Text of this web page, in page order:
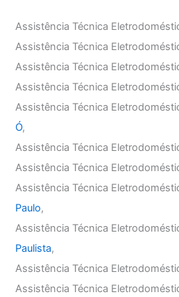
Assistência Técnica
Assistência Técnica
Assistência Técnica
Assistência Técnica
Assistência Técnica
Ó,
Assistência Técnica
Assistência Técnica
Assistência Técnica
Paulo,
Assistência Técnica
Paulista,
Assistência Técnica
Assistência Técnica